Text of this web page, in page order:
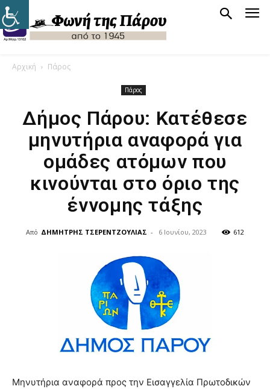
Αρχική Πάρος
Πάρος
Δήμος Πάρου: Κατέθεσε
μηνυτήρια αναφορά για
ομάδες ατόμων που
κινούνται στο όριο της
έννομης τάξης
Από ΔΗΜΗΤΡΗΣ ΤΣΕΡΕΝΤΖΟΥΛΙΑΣ - 6 Ιουνίου, 2023 612
Μηνυτήρια αναφορά προς την Εισαγγελία Πρωτοδικών